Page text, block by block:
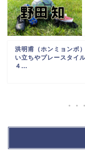
洪明甫（ホンミョンボ
い立ちやプレースタイ
４...